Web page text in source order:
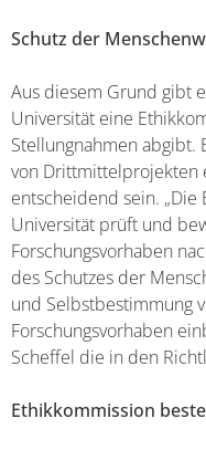
Schutz der
Aus diesem Grund gibt
Universität eine
Stellungnahmen abgibt.
von Drittmittelprojekten
entscheidend sein.
Universität prüft und
Forschungsvorhaben
des Schutzes der
und Selbstbestimmung
Forschungsvorhaben
Scheffel die in den
Ethikkommission